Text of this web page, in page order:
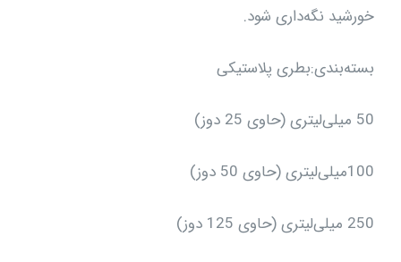
خورشید نگه‌داری شود.
بسته‌بندی:بطری پلاستیکی
50 میلی‌لیتری (حاوی 25 دوز)
100میلی‌لیتری (حاوی 50 دوز)
250 میلی‌لیتری (حاوی 125 دوز)